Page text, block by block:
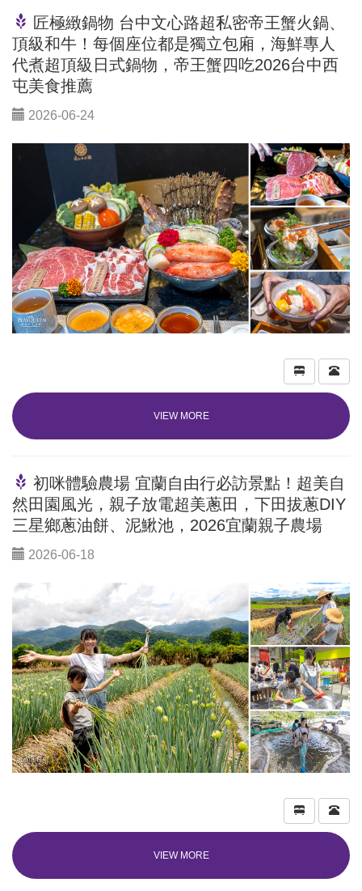
匠極緻鍋物 台中文心路超私密帝王蟹火鍋、
頂級和牛！每個座位都是獨立包廂，海鮮專人
代煮超頂級日式鍋物，帝王蟹四吃2026台中西
屯美食推薦
2026-06-24
VIEW MORE
初咪體驗農場 宜蘭自由行必訪景點！超美自
然田園風光，親子放電超美蔥田，下田拔蔥DIY
三星鄉蔥油餅、泥鰍池，2026宜蘭親子農場
2026-06-18
VIEW MORE